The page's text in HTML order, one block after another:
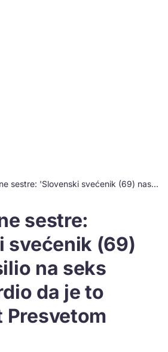
Bivše časne sestre: 'Slovenski svećenik (69) nas je prisilio na seks utroje i tvrdio da je to predanost Presvetom trojstvu'
sestre:
svećenik (69)
na seks
da je to
Presvetom